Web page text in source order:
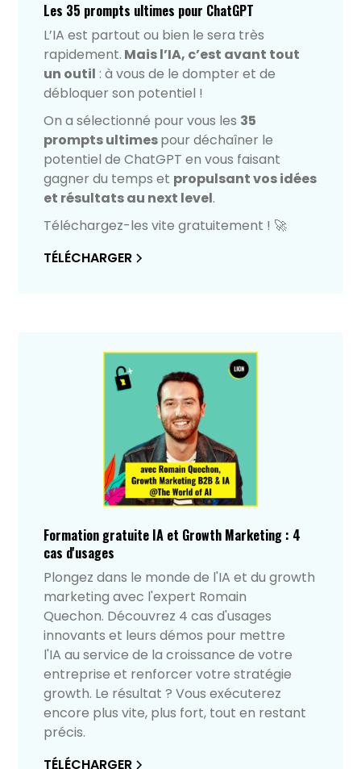
Les 35 prompts ultimes pour ChatGPT
L’IA est partout ou bien le sera très
rapidement. Mais l’IA, c’est avant tout
un outil : à vous de le dompter et de
débloquer son potentiel !
On a sélectionné pour vous les 35
prompts ultimespour déchaîner le
potentiel de ChatGPT en vous faisant
gagner du temps et propulsant vos idées
et résultats au next level.
Téléchargez-les vite gratuitement ! 🚀
TÉLÉCHARGER
Formation gratuite IA et Growth Marketing : 4
cas d'usages
Plongez dans le monde de l'IA et du growth
marketing avec l'expert Romain
Quechon. Découvrez 4 cas d'usages
innovants et leurs démos pour mettre
l'IA au service de la croissance de votre
entreprise et renforcer votre stratégie
growth. Le résultat ? Vous exécuterez
encore plus vite, plus fort, tout en restant
précis.
TÉLÉCHARGER